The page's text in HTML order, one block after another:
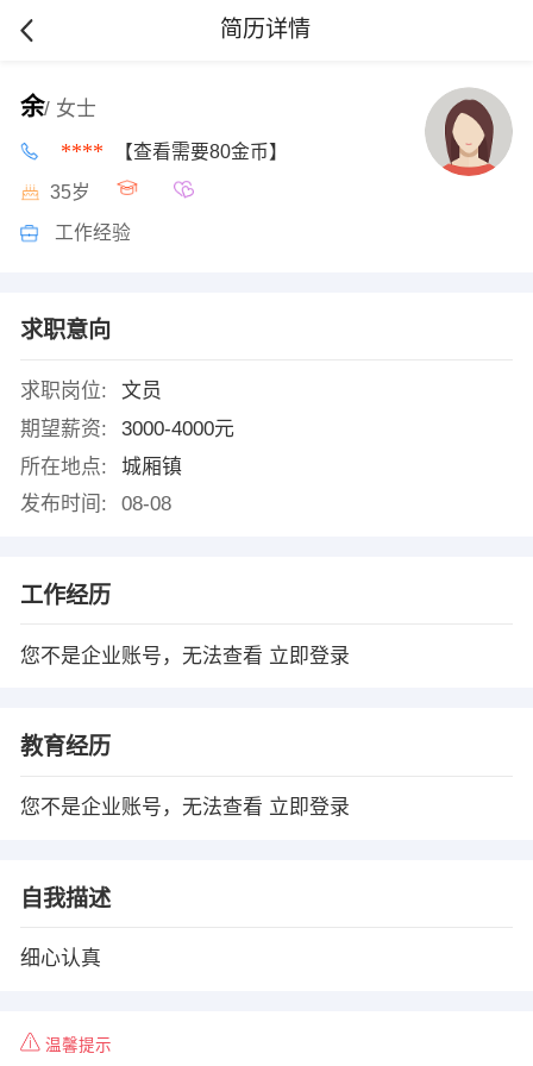
简历详情
余/ 女士
**** 【查看需要80金币】
35岁
工作经验
求职意向
求职岗位:
文员
期望薪资:
3000-4000元
所在地点:
城厢镇
发布时间:
08-08
工作经历
您不是企业账号，无法查看 立即登录
教育经历
您不是企业账号，无法查看 立即登录
自我描述
细心认真
温馨提示